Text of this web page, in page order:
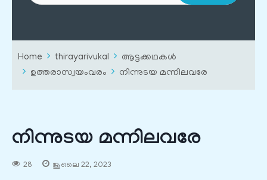
Home thirayarivukal
ആട്ടക്കഥകൾ
ഉത്തരാസ്വയംവരം
നിന്നുടയ മന്നിലവരേ
നിന്നുടയ മന്നിലവരേ
28 ജൂലൈ 22, 2023